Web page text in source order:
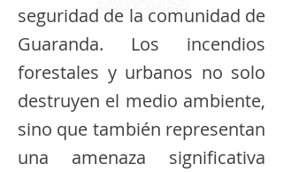
seguridad de la comunidad de
Guaranda. Los incendios
forestales y urbanos no solo
destruyen el medio ambiente,
sino que también representan
una amenaza significativa